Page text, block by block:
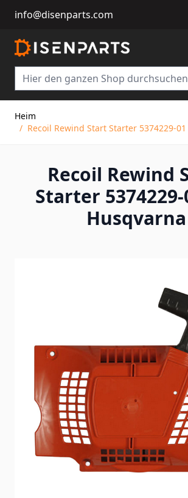
info@disenparts.com
Heim
/ Recoil Rewind Start Starter 5374229-
Recoil Rewind
Starter
Husqvarna